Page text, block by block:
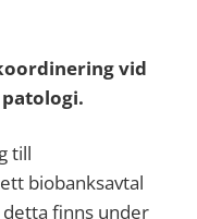
vid
till
biobanksavtal
finns under